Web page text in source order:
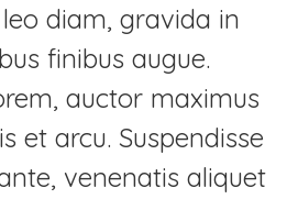
diam, gravida in
finibus augue.
auctor maximus
et arcu. Suspendisse
venenatis aliquet